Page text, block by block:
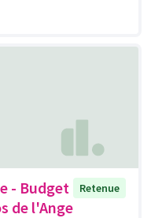
- Budget
de l'Ange
Retenue